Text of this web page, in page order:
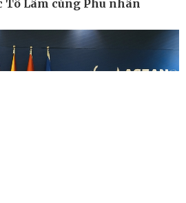
Nhi khoa
Làm đẹp - giảm cân
Phòng mạch online
Ăn sạch sống khỏe
Tô Lâm cùng Phu nhân